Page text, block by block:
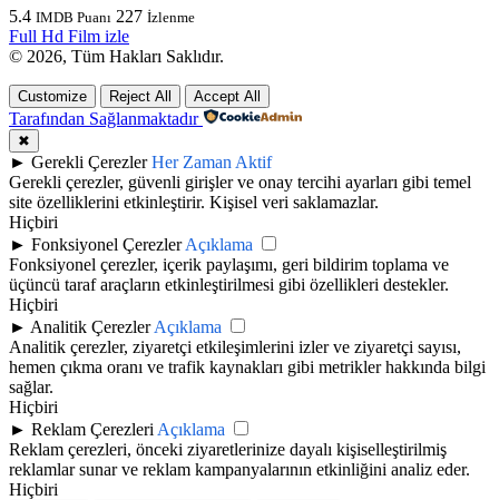
5.4 IMDB Puanı 227 İzlenme
Full Hd Film izle
© 2026, Tüm Hakları Saklıdır.
Customize Reject All Accept All
Tarafından Sağlanmaktadır
✖
► Gerekli Çerezler Her Zaman Aktif
Gerekli çerezler, güvenli girişler ve onay tercihi ayarları gibi temel
site özelliklerini etkinleştirir. Kişisel veri saklamazlar.
Hiçbiri
► Fonksiyonel Çerezler Açıklama
Fonksiyonel çerezler, içerik paylaşımı, geri bildirim toplama ve
üçüncü taraf araçların etkinleştirilmesi gibi özellikleri destekler.
Hiçbiri
► Analitik Çerezler Açıklama
Analitik çerezler, ziyaretçi etkileşimlerini izler ve ziyaretçi sayısı,
hemen çıkma oranı ve trafik kaynakları gibi metrikler hakkında bilgi
sağlar.
Hiçbiri
► Reklam Çerezleri Açıklama
Reklam çerezleri, önceki ziyaretlerinize dayalı kişiselleştirilmiş
reklamlar sunar ve reklam kampanyalarının etkinliğini analiz eder.
Hiçbiri